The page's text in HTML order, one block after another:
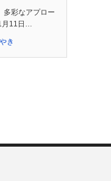
彩なアプロー
月11日…
き